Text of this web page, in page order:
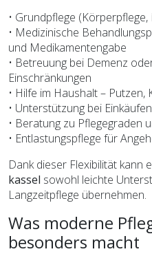
• Grundpflege
• Medizinische
und Medikamentengabe
• Betreuung bei Demenz
Einschränkungen
• Hilfe im Haushalt – Putzen,
• Unterstützung bei
• Beratung zu Pflegegraden
• Entlastungspflege für
Dank dieser Flexibilität kann
kassel sowohl leichte
Langzeitpflege übernehmen.
Was moderne
besonders macht